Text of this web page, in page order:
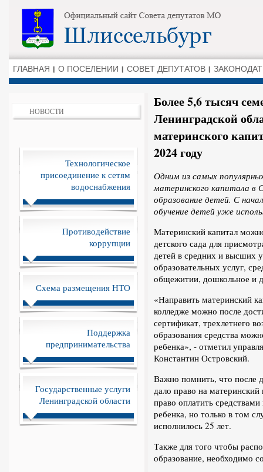
ГЛАВНАЯ О ПОСЕЛЕНИИ СОВЕТ ДЕПУТАТОВ
НОВОСТИ
Технологическое
присоединение к сетям
водоснабжения
Противодействие
коррупции
Схема размещения НТО
Поддержка
предпринимательства
Государственные услуги
Ленинградской области
Более 5,6 тысяч
Ленинградской
материнского
2024 году
Одним из самых
материнского капитала в
образование детей. С
обучение детей уже
Материнский капитал
детского сада для
детей в средних и высших
образовательных услуг,
общежитии, дошкольное и
«Направить материнский
колледже можно после
сертификат, трехлетнего
образования средства
ребенка», - отметил
Константин Островский.
Важно помнить, что после
дало право на
право оплатить
ребенка, но только в том
исполнилось 25 лет.
Также для того чтобы
образование, необходимо